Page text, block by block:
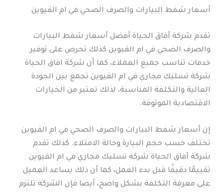
أسعار شفط البيارات والصرف الصحي في ام القيوين
تقدم شركة آفاق الحياة أفضل أسعار شفط البيارات
والصرف الصحي في ام القيوين كذلك تحرص على توفير
خدمات تناسب جميع العملاء، كما أن شركة افاق الحياة
شركة تسليك مجاري في ام القيوين تجمع بين الجودة
العالية والتكلفة المناسبة، لذلك تعتبر من الخيارات
الاقتصادية الموثوقة.
إن أسعار شفط البيارات والصرف الصحي في ام القيوين
تختلف حسب حجم البيارة وحالة الامتلاء. كذلك تقدم
شركة آفاق الحياة شركة تسليك مجاري في ام القيوين
تقييمًا دقيقًا قبل بدء العمل، كما أن ذلك يساعد العميل
على معرفة التكلفة بشكل واضح، أيضا فإن الشركة تلتزم